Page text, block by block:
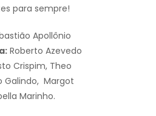
para sempre!
Apollônio
Roberto Azevedo
Crispim, Theo
Galindo, Margot
Marinho.